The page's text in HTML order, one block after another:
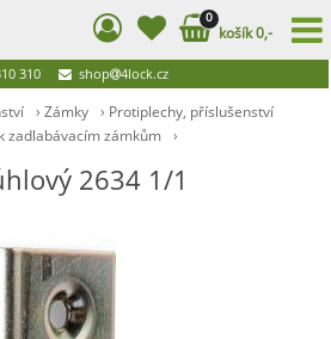
›Zámky › Protiplechy, příslušenství
zadlabávacím zámkům ›
2634 1/1
0
košík 0,-
310 shop 4lock.cz